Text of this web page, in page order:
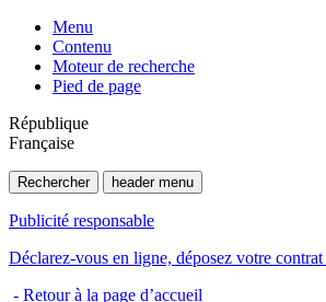
Menu
Contenu
Moteur de recherche
Pied de page
République
Française
Rechercher header menu
Publicité responsable
Déclarez-vous en ligne, déposez votre
- Retour à la page d’accueil